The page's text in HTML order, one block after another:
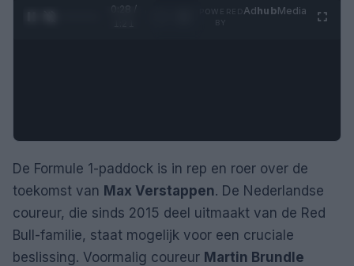
0:29 /
AdhubMedia
De Formule 1-paddock is in rep en roer over de
toekomst van Max Verstappen. De Nederlandse
coureur, die sinds 2015 deel uitmaakt van de Red
Bull-familie, staat mogelijk voor een cruciale
beslissing. Voormalig coureur Martin Brundle